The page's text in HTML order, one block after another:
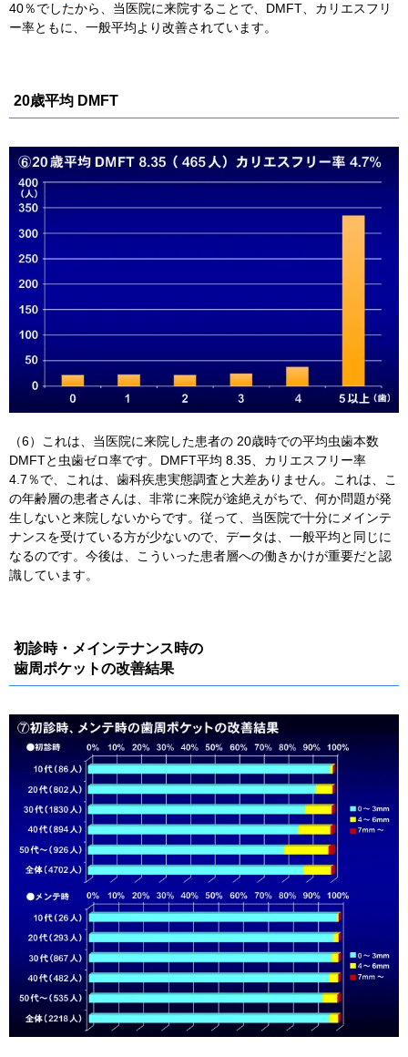
40％でしたから、当医院に来院することで、DMFT、カリエスフリ
ー率ともに、一般平均より改善されています。
20歳平均 DMFT
（6）これは、当医院に来院した患者の 20歳時での平均虫歯本数
DMFTと虫歯ゼロ率です。DMFT平均 8.35、カリエスフリー率
4.7％で、これは、歯科疾患実態調査と大差ありません。これは、こ
の年齢層の患者さんは、非常に来院が途絶えがちで、何か問題が発
生しないと来院しないからです。従って、当医院で十分にメインテ
ナンスを受けている方が少ないので、データは、一般平均と同じに
なるのです。今後は、こういった患者層への働きかけが重要だと認
識しています。
初診時・メインテナンス時の
歯周ポケットの改善結果